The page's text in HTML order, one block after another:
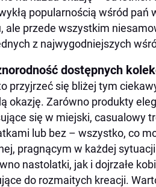
popularnością wśród
ale przede wszystkim
z najwygodniejszych
dostępnych
przyjrzeć się bliżej tym
okazję. Zarówno produkty
się w miejski, casualowy
lub bez – wszystko, co
pragnącym w każdej
nastolatki, jak i dojrzałe
do rozmaitych kreacji.